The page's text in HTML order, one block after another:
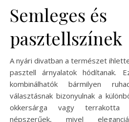
Semleges és
pasztellszínek
A nyári divatban a természet
pasztell árnyalatok hódítanak.
kombinálhatók bármilyen
választásnak bizonyulnak a
okkersárga vagy terrakotta
népszerűek, mivel